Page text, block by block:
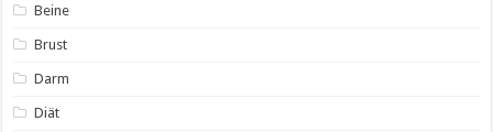
Beine
Brust
Darm
Diät